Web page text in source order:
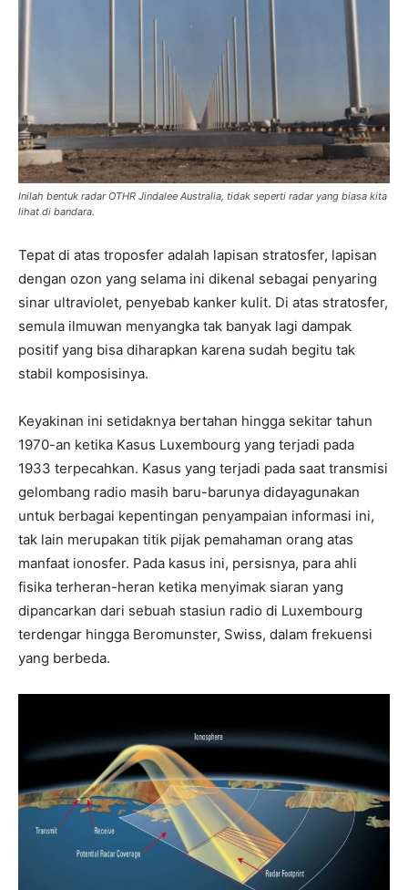
Inilah bentuk radar OTHR Jindalee Australia, tidak seperti radar yang biasa kita
lihat di bandara.
Tepat di atas troposfer adalah lapisan stratosfer, lapisan
dengan ozon yang selama ini dikenal sebagai penyaring
sinar ultraviolet, penyebab kanker kulit. Di atas stratosfer,
semula ilmuwan menyangka tak banyak lagi dampak
positif yang bisa diharapkan karena sudah begitu tak
stabil komposisinya.
Keyakinan ini setidaknya bertahan hingga sekitar tahun
1970-an ketika Kasus Luxembourg yang terjadi pada
1933 terpecahkan. Kasus yang terjadi pada saat transmisi
gelombang radio masih baru-barunya didayagunakan
untuk berbagai kepentingan penyampaian informasi ini,
tak lain merupakan titik pijak pemahaman orang atas
manfaat ionosfer. Pada kasus ini, persisnya, para ahli
fisika terheran-heran ketika menyimak siaran yang
dipancarkan dari sebuah stasiun radio di Luxembourg
terdengar hingga Beromunster, Swiss, dalam frekuensi
yang berbeda.